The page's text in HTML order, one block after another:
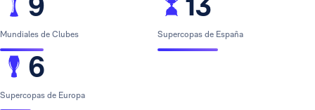
Mundiales de Clubes
6
Supercopas de Europa
Supercopas de España